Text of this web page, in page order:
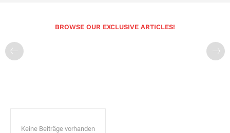
BROWSE OUR EXCLUSIVE ARTICLES!
Keine Beiträge vorhanden